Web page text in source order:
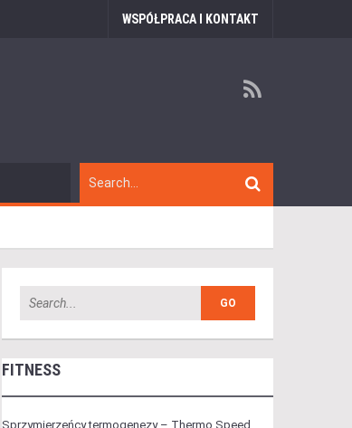
WSPÓŁPRACA I KONTAKT
FITNESS
Sprzymierzeńcy termogenezy – Thermo Speed